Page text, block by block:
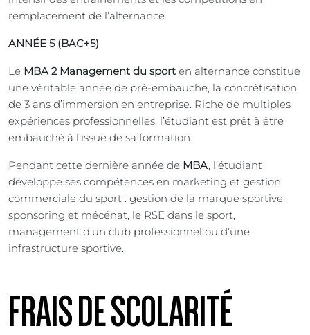
remplacement de l’alternance.
ANNÉE 5 (BAC+5)
Le MBA 2 Management du sport en alternance constitue
une véritable année de pré-embauche, la concrétisation
de 3 ans d’immersion en entreprise. Riche de multiples
expériences professionnelles, l’étudiant est prêt à être
embauché à l’issue de sa formation.
Pendant cette dernière année de MBA, l’étudiant
développe ses compétences en marketing et gestion
commerciale du sport : gestion de la marque sportive,
sponsoring et mécénat, le RSE dans le sport,
management d’un club professionnel ou d’une
infrastructure sportive.
FRAIS DE SCOLARITÉ